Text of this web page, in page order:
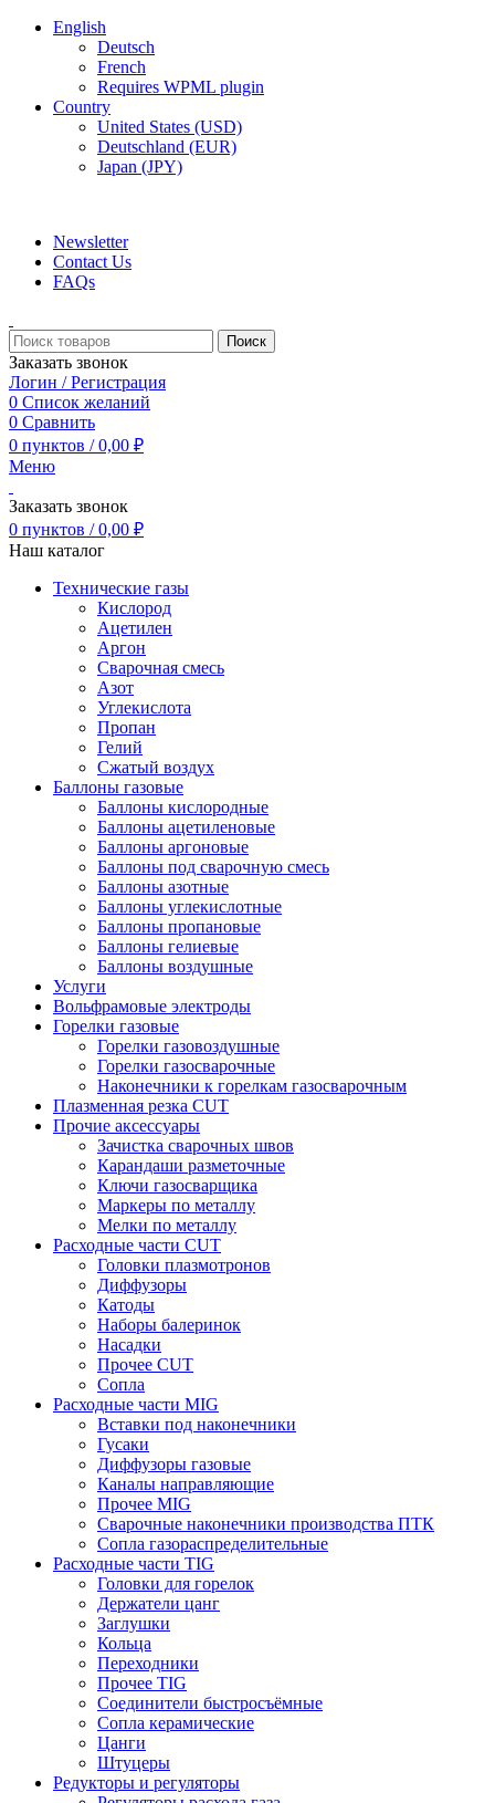
English
Deutsch
French
Requires WPML plugin
Country
United States (USD)
Deutschland (EUR)
Japan (JPY)
Newsletter
Contact Us
FAQs
Поиск
Заказать звонок
Логин / Регистрация
0 Список желаний
0 Сравнить
0 пунктов / 0,00 ₽
Меню
Заказать звонок
0 пунктов / 0,00 ₽
Наш каталог
Технические газы
Кислород
Ацетилен
Аргон
Сварочная смесь
Азот
Углекислота
Пропан
Гелий
Сжатый воздух
Баллоны газовые
Баллоны кислородные
Баллоны ацетиленовые
Баллоны аргоновые
Баллоны под сварочную смесь
Баллоны азотные
Баллоны углекислотные
Баллоны пропановые
Баллоны гелиевые
Баллоны воздушные
Услуги
Вольфрамовые электроды
Горелки газовые
Горелки газовоздушные
Горелки газосварочные
Наконечники к горелкам газосварочным
Плазменная резка CUT
Прочие аксессуары
Зачистка сварочных швов
Карандаши разметочные
Ключи газосварщика
Маркеры по металлу
Мелки по металлу
Расходные части CUT
Головки плазмотронов
Диффузоры
Катоды
Наборы балеринок
Насадки
Прочее CUT
Сопла
Расходные части MIG
Вставки под наконечники
Гусаки
Диффузоры газовые
Каналы направляющие
Прочее MIG
Сварочные наконечники производства ПТК
Сопла газораспределительные
Расходные части TIG
Головки для горелок
Держатели цанг
Заглушки
Кольца
Переходники
Прочее TIG
Соединители быстросъёмные
Сопла керамические
Цанги
Штуцеры
Редукторы и регуляторы